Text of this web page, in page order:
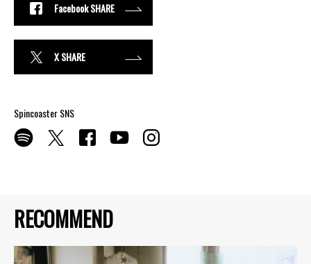
RECOMMEND
Facebook SHARE
X SHARE
Spincoaster SNS